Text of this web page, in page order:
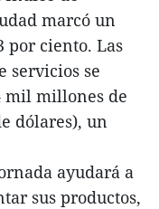
marcó un
por ciento. Las
servicios se
mil millones de
dólares), un
ayudará a
sus productos,